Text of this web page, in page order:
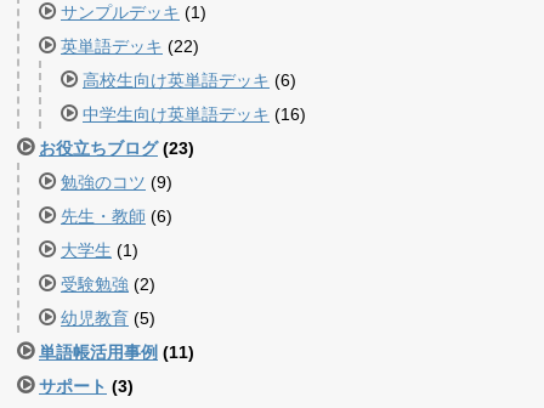
サンプルデッキ (1)
英単語デッキ (22)
高校生向け英単語デッキ (6)
中学生向け英単語デッキ (16)
お役立ちブログ(23)
勉強のコツ (9)
先生・教師 (6)
大学生 (1)
受験勉強 (2)
幼児教育 (5)
単語帳活用事例 (11)
サポート (3)